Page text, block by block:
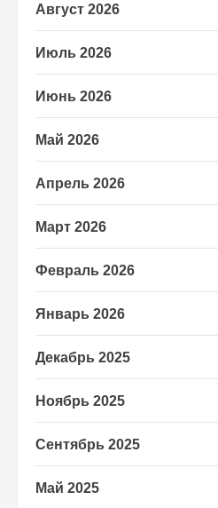
Август 2026
Июль 2026
Июнь 2026
Май 2026
Апрель 2026
Март 2026
Февраль 2026
Январь 2026
Декабрь 2025
Ноябрь 2025
Сентябрь 2025
Май 2025